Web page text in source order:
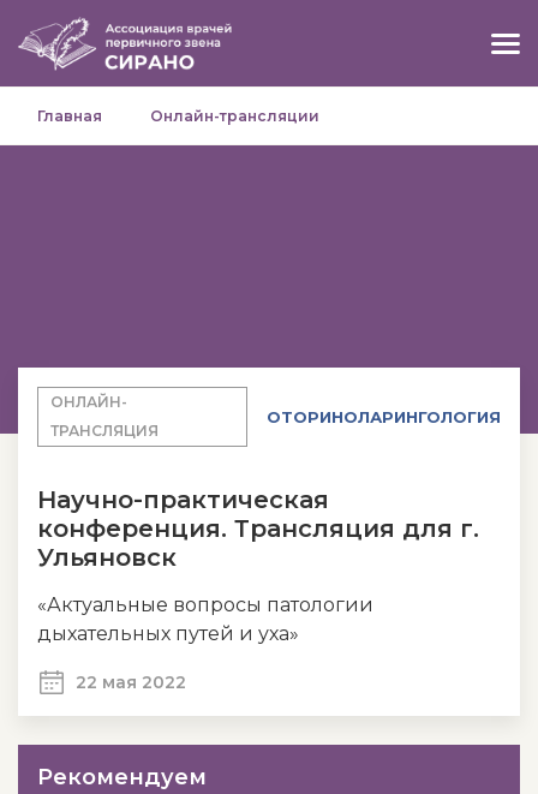
Главная Онлайн-трансляции
ОНЛАЙН-
ТРАНСЛЯЦИЯ
ОТОРИНОЛАРИНГОЛОГИЯ
Научно-практическая
конференция. Трансляция для г.
Ульяновск
«Актуальные вопросы патологии
дыхательных путей и уха»
22 мая 2022
Рекомендуем